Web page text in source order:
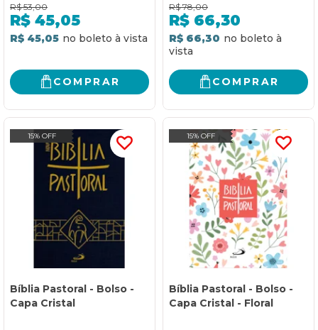
R$ 53,00
R$ 45,05
R$ 45,05
COMPRAR
R$ 78,00
R$ 66,30
R$ 66,30
COMPRAR
15% OFF
Bíblia Pastoral - Bolso -
Capa Cristal
15% OFF
Bíblia Pastoral - Bolso -
Capa Cristal - Floral